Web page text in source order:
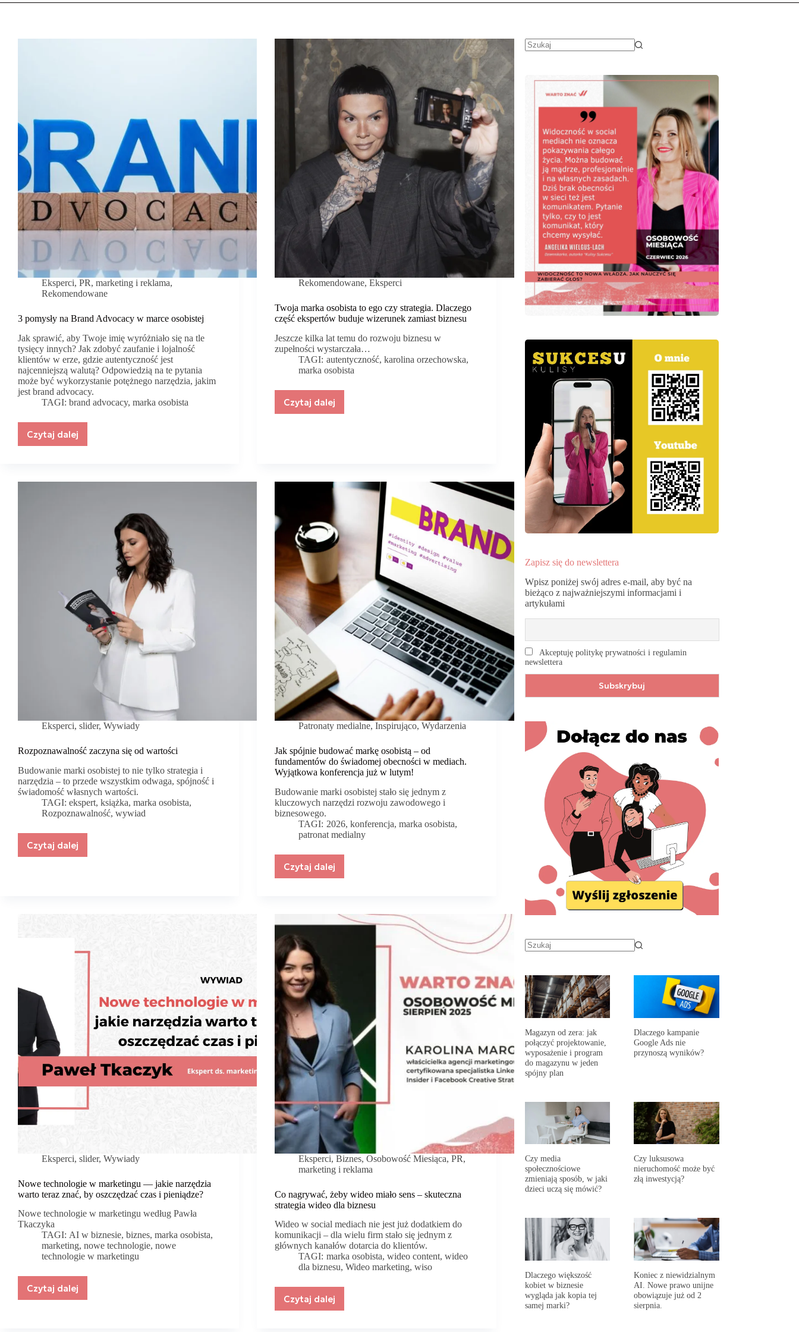
Eksperci, PR, marketing i reklama,
Rekomendowane
3 pomysły na Brand Advocacy w marce osobistej
Jak sprawić, aby Twoje imię wyróżniało się na tle
tysięcy innych? Jak zdobyć zaufanie i lojalność
klientów w erze, gdzie autentyczność jest
najcenniejszą walutą? Odpowiedzią na te pytania
może być wykorzystanie potężnego narzędzia, jakim
jest brand advocacy.
TAGI: brand advocacy,marka osobista
Czytaj dalej
3
Advocacy
Rekomendowane,Eksperci
Twoja marka osobista to ego czy strategia. Dlaczego
część ekspertów buduje wizerunek zamiast biznesu
Jeszcze kilka lat temu do rozwoju biznesu w
zupełności wystarczała…
TAGI: autentyczność, karolina orzechowska,
marka osobista
Czytaj dalej
Twoja
Dlaczego
część
ekspertów
buduje
wizerunek
zamiast
biznesu
Eksperci, slider, Wywiady
Rozpoznawalność zaczyna się od wartości
Budowanie marki osobistej to nie tylko strategia i
narzędzia – to przede wszystkim odwaga, spójność i
świadomość własnych wartości.
TAGI: ekspert,książka,marka osobista,
Rozpoznawalność, wywiad
Czytaj dalejRozpoznawalność
Patronaty medialne,Inspirująco,Wydarzenia
Jak spójnie budować markę osobistą – od
fundamentów do świadomej obecności w mediach.
Wyjątkowa konferencja już w lutym!
Budowanie marki osobistej stało się jednym z
kluczowych narzędzi rozwoju zawodowego i
biznesowego.
TAGI: 2026, konferencja, marka osobista,
patronat medialny
Czytaj dalej
Jak
osobistą
–
fundamentów
do
świadomej
obecności w
mediach.
Wyjątkowa
konferencja
już
w
lutym!
Eksperci, slider, Wywiady
Nowe technologie w marketingu — jakie narzędzia
warto teraz znać, by oszczędzać czas i pieniądze?
Nowe technologie w marketingu według Pawła
Tkaczyka
TAGI: AI w biznesie,biznes,marka osobista,
marketing, nowe technologie, nowe
technologie w marketingu
Czytaj dalej
Nowe
Eksperci,Biznes,Osobowość Miesiąca,PR,
marketing i reklama
Co nagrywać, żeby wideo miało sens – skuteczna
strategia wideo dla biznesu
Wideo w social mediach nie jest już dodatkiem do
komunikacji – dla wielu firm stało się jednym z
głównych kanałów dotarcia do klientów.
TAGI: marka osobista, wideo content, wideo
dla biznesu,Wideo marketing,wiso
Czytaj dalej
Co
Zapisz się do newslettera
Wpisz poniżej swój adres e-mail, aby być na
bieżąco z najważniejszymi informacjami i
artykułami
Akceptuję politykę prywatności i regulamin
newslettera
Magazyn od zera: jak
połączyć projektowanie,
wyposażenie i program
do magazynu w jeden
spójny plan
Dlaczego kampanie
Google Ads nie
przynoszą wyników?
Czy media
społecznościowe
zmieniają sposób, w jaki
dzieci uczą się mówić?
Czy luksusowa
nieruchomość może być
złą inwestycją?
Dlaczego większość
kobiet w biznesie
wygląda jak kopia tej
samej marki?
Koniec z niewidzialnym
AI. Nowe prawo unijne
obowiązuje już od 2
sierpnia.